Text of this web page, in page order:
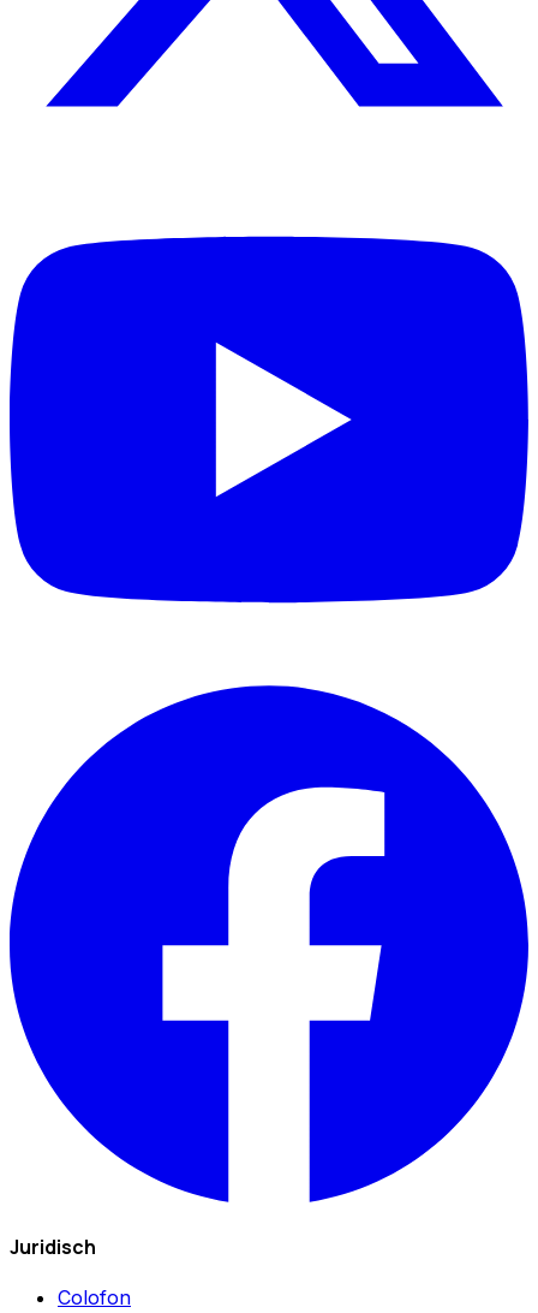
Juridisch
Colofon